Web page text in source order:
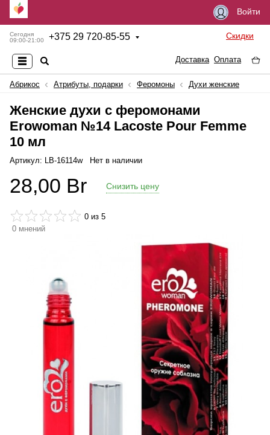
Войти
Сегодня
09:00-21:00
+375 29 720-85-55 Скидки
Доставка Оплата
Абрикос Атрибуты, подарки Феромоны Духи женские
Женские духи с феромонами
Erowoman №14 Lacoste Pour Femme
10 мл
Артикул: LB-16114w Нет в наличии
28,00 Br Снизить цену
0 из 5
0 мнений